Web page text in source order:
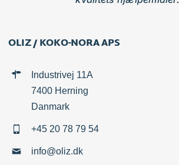
OLIZ / KOKO-NORA APS
Industrivej 11A
7400 Herning
Danmark
+45 20 78 79 54
info@oliz.dk